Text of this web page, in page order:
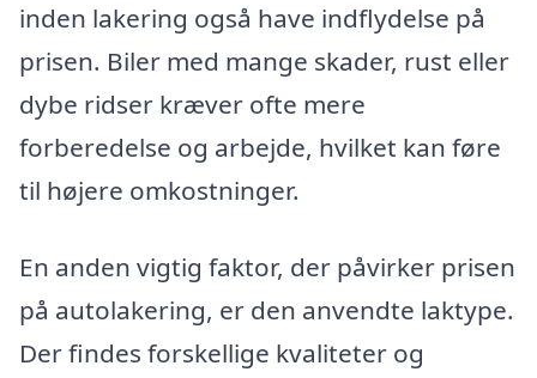
inden lakering også have indflydelse på
prisen. Biler med mange skader, rust eller
dybe ridser kræver ofte mere
forberedelse og arbejde, hvilket kan føre
til højere omkostninger.
En anden vigtig faktor, der påvirker prisen
på autolakering, er den anvendte laktype.
Der findes forskellige kvaliteter og